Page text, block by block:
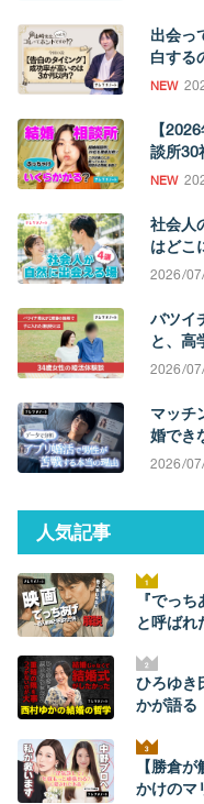
差
出会っ
白する
ホント
【
談所30
比較！
社会人
はどこ
の場と
2026/
バツイ
と、高
ケメン
んなに
感する
2026/
マッチ
婚でき
原因は
2026/
人気記事
『でっ
と呼ばれ
タ事件の
ひろゆき
かが語る
まで。ひ
「毎朝
た」。【
【勝倉
かけのマ